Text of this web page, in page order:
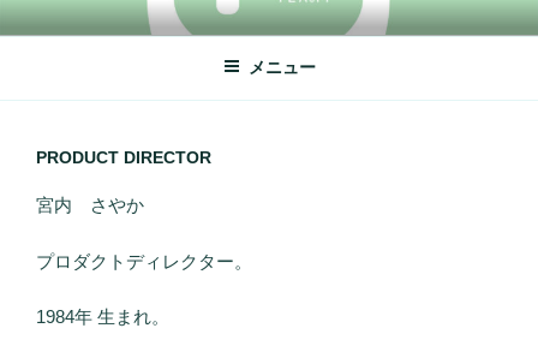
コ
ン
ン
TEA.M（ティーエム）
姉妹による小さな会社
メニュー
PRODUCT DIRECTOR
宮内 さやか
プロダクトディレクター。
1984年 生まれ。